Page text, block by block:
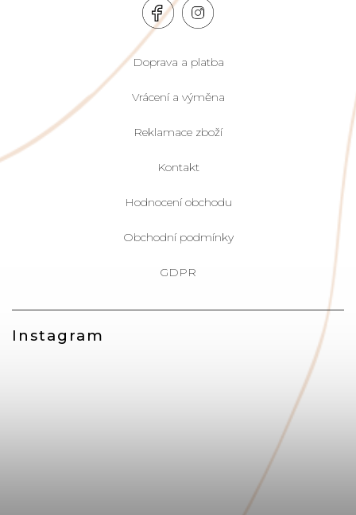
Instagram
Doprava a platba
Vrácení a výměna
Reklamace zboží
Kontakt
Hodnocení obchodu
Obchodní podmínky
GDPR